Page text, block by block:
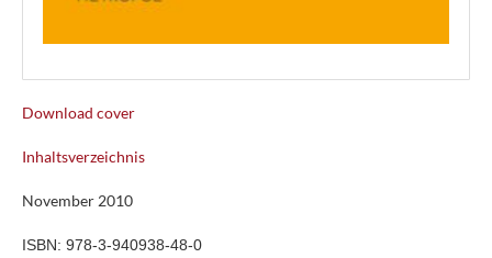
Download cover
Inhaltsverzeichnis
November 2010
ISBN: 978-3-940938-48-0